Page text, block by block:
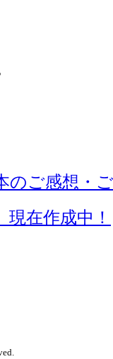
のご感想・
在作成中！